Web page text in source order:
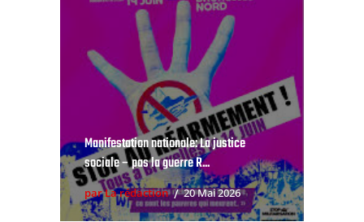
Manifestation nationale: La justice
sociale – pas la guerre R...
par La rédaction 20 Mai 2026